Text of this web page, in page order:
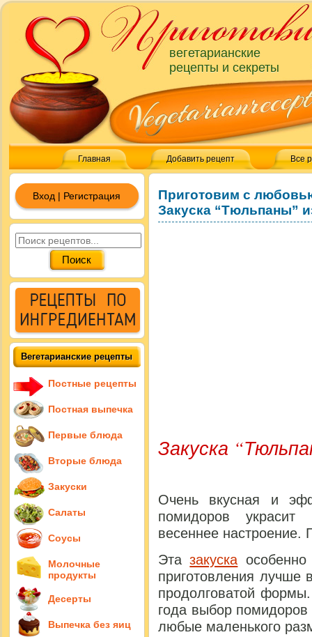
вегетарианские
рецепты и секреты
Главная Добавить рецепт Все
Приготовим с
Закуска “Тюльпаны”
Закуска
Очень вкусная и
помидоров
весеннее настроение.
Этазакуска
приготовления лучше
продолговатой
года выбор
любые маленького
Вход | Регистрация
Вегетарианские рецепты
Постные рецепты
Постная выпечка
Первые блюда
Вторые блюда
Закуски
Салаты
Соусы
Молочные
продукты
Десерты
Выпечка без яиц